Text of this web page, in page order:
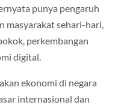
punya pengaruh
masyarakat sehari-hari,
perkembangan
digital.
ekonomi di negara
internasional dan